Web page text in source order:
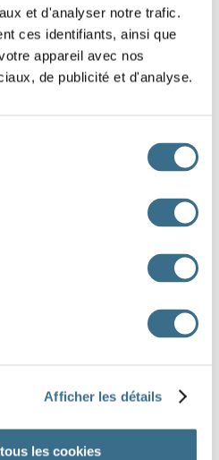
et d'analyser notre trafic.
ces identifiants, ainsi que
appareil avec nos
de publicité et d'analyse.
Afficher les détails
les cookies